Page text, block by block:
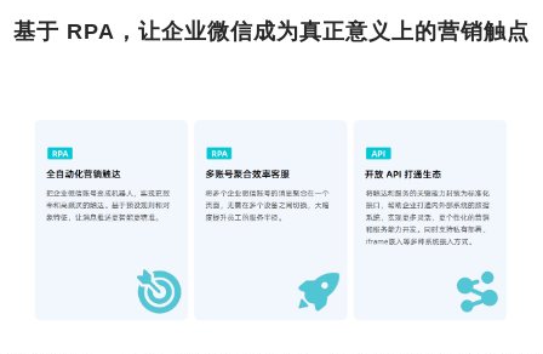
基于 RPA，让企业微信成为真正意义上的营销触点